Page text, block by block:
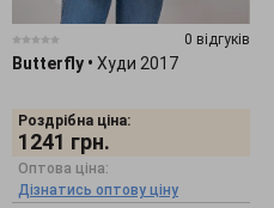
0 відгуків
Butterfly • Худи 2017
Роздрібна ціна:
1241 грн.
Оптова ціна:
Дізнатись оптову ціну